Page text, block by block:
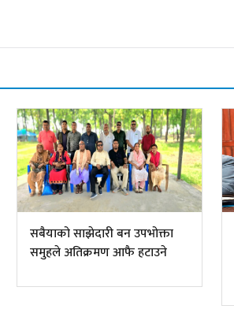
सबैयाको साझेदारी बन उपभोक्ता
समुहले अतिक्रमण आफै हटाउने